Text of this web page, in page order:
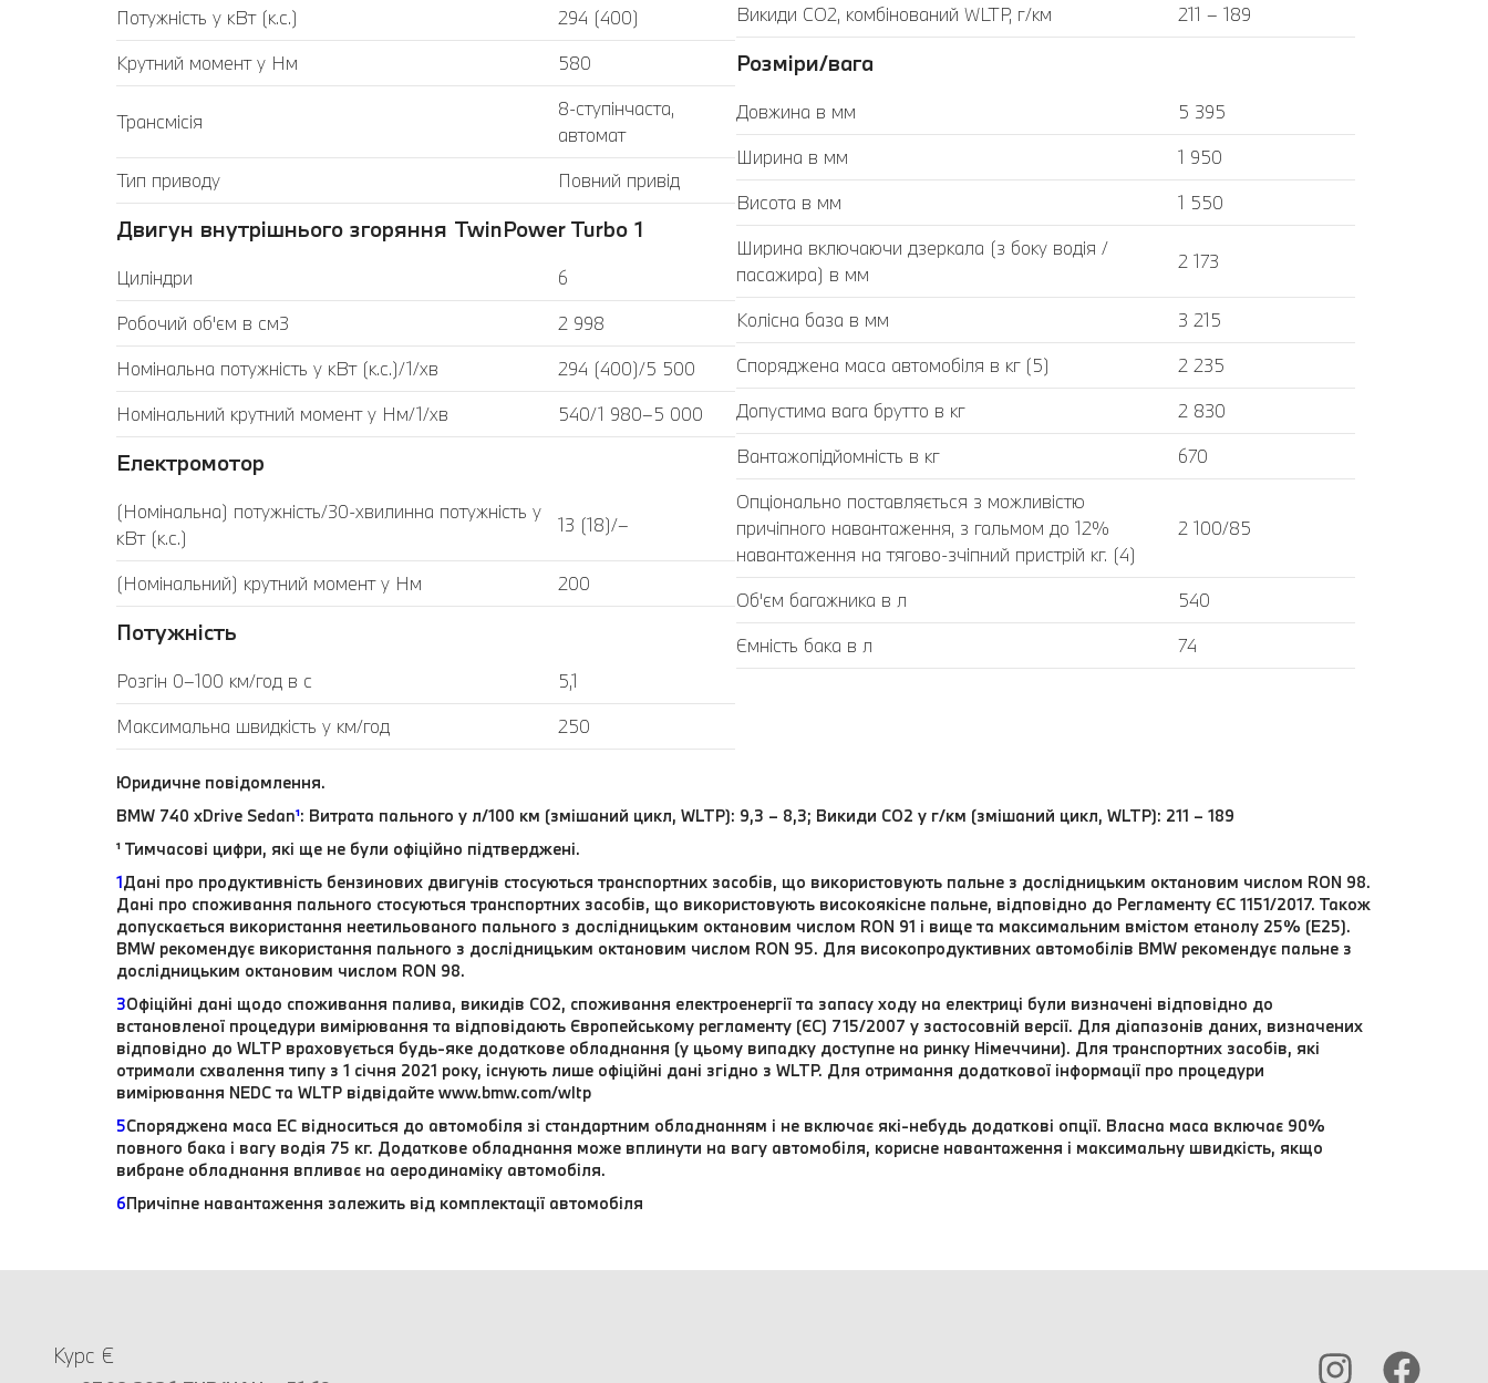
Потужність у кВт (к.с.)
294 (400)
Крутний момент у Нм
580
Трансмісія
8-ступінчаста,
автомат
Тип приводу
Повний привід
Двигун внутрішнього згоряння TwinPower Turbo 1
Циліндри
6
Робочий об'єм в см3
2 998
Номінальна потужність у кВт (к.с.)/1/хв
294 (400)/5 500
Номінальний крутний момент у Нм/1/хв
540/1 980–5 000
Електромотор
(Номінальна) потужність/30-хвилинна потужність у
кВт (к.с.)
13 (18)/–
(Номінальний) крутний момент у Нм 200
Потужність
Розгін 0–100 км/год в с
5,1
Максимальна швидкість у км/год
250
Викиди CO2, комбінований WLTP, г/км
211 – 189
Розміри/вага
Довжина в мм
5 395
Ширина в мм
1 950
Висота в мм
1 550
Ширина включаючи дзеркала (з боку водія /
пасажира) в мм
2 173
Колісна база в мм
3 215
Споряджена маса автомобіля в кг (5)
2 235
Допустима вага брутто в кг
2 830
Вантажопідйомність в кг
670
Опціонально поставляється з можливістю
причіпного навантаження, з гальмом до 12%
навантаження на тягово-зчіпний пристрій кг. (4)
2 100/85
Об'єм багажника в л
540
Ємність бака в л
74
Юридичне повідомлення.
BMW 740 xDrive Sedan¹: Витрата пального у л/100 км (змішаний цикл, WLTP): 9,3 – 8,3; Викиди СО2 у г/км (змішаний цикл, WLTP): 211 – 189
¹ Тимчасові цифри, які ще не були офіційно підтверджені.
1Дані про продуктивність бензинових двигунів стосуються транспортних засобів, що використовують пальне з дослідницьким октановим числом RON 98.
Дані про споживання пального стосуються транспортних засобів, що використовують високоякісне пальне, відповідно до Регламенту ЄС 1151/2017. Також
допускається використання неетильованого пального з дослідницьким октановим числом RON 91 і вище та максимальним вмістом етанолу 25% (E25).
BMW рекомендує використання пального з дослідницьким октановим числом RON 95. Для високопродуктивних автомобілів BMW рекомендує пальне з
дослідницьким октановим числом RON 98.
3Офіційні дані щодо споживання палива, викидів CO2, споживання електроенергії та запасу ходу на електриці були визначені відповідно до
встановленої процедури вимірювання та відповідають Європейському регламенту (ЄС) 715/2007 у застосовній версії. Для діапазонів даних, визначених
відповідно до WLTP враховується будь-яке додаткове обладнання (у цьому випадку доступне на ринку Німеччини). Для транспортних засобів, які
отримали схвалення типу з 1 січня 2021 року, існують лише офіційні дані згідно з WLTP. Для отримання додаткової інформації про процедури
вимірювання NEDC та WLTP відвідайте www.bmw.com/wltp
5Споряджена маса EC відноситься до автомобіля зі стандартним обладнанням і не включає які-небудь додаткові опції. Власна маса включає 90%
повного бака і вагу водія 75 кг. Додаткове обладнання може вплинути на вагу автомобіля, корисне навантаження і максимальну швидкість, якщо
вибране обладнання впливає на аеродинаміку автомобіля.
6Причіпне навантаження залежить від комплектації автомобіля
Курс €